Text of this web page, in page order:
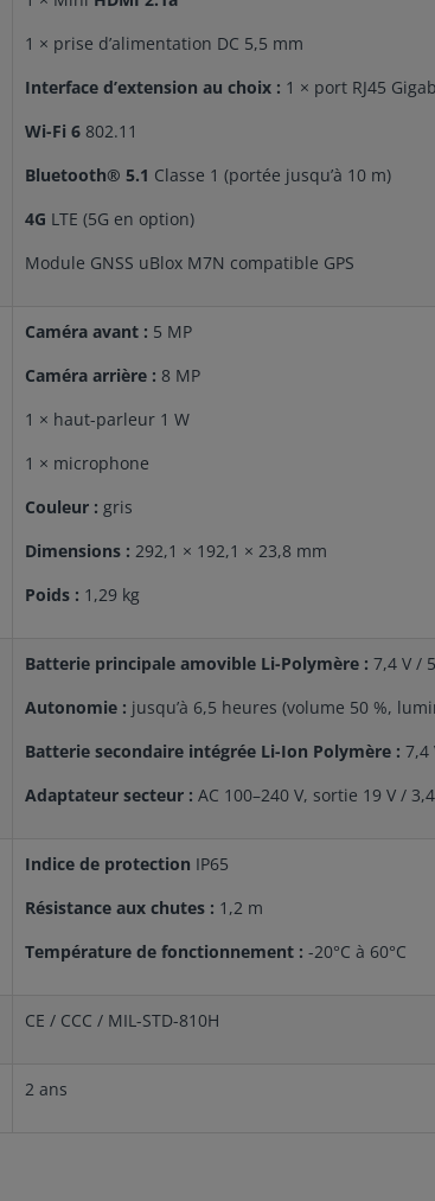
1 × prise d’alimentation DC 5,5 mm
Interface d’extension au choix : 1 × port RJ45
Wi-Fi 6 802.11
Bluetooth® 5.1 Classe 1 (portée jusqu’à 10 m)
4G LTE (5G en option)
Module GNSS uBlox M7N compatible GPS
Caméra avant : 5 MP
Caméra arrière : 8 MP
1 × haut-parleur 1 W
1 × microphone
Couleur : gris
Dimensions : 292,1 × 192,1 × 23,8 mm
Poids : 1,29 kg
Batterie principale amovible Li-Polymère : 7,4 V /
Autonomie : jusqu’à 6,5 heures (volume 50 %,
Batterie secondaire intégrée Li-Ion Polymère : 7,4
Adaptateur secteur : AC 100–240 V, sortie 19 V /
Indice de protection IP65
Résistance aux chutes : 1,2 m
Température de fonctionnement : -20°C à 60°C
CE / CCC / MIL-STD-810H
2 ans